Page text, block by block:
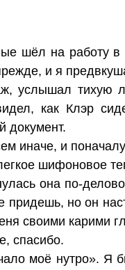
шёл на работу в
и я
услышал тихую
как Клэр
документ.
иначе, и
шифоновое
она по-
придешь, но он
своими карими
спасибо.
моё нутро». Я